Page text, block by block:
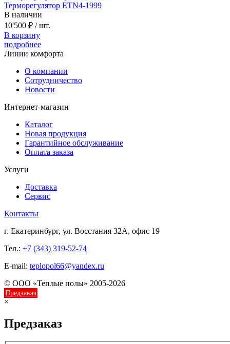
Терморегулятор ETN4-1999
В наличии
10'500 ₽ / шт.
В корзину
подробнее
Линии комфорта
О компании
Сотрудничество
Новости
Интернет-магазин
Каталог
Новая продукция
Гарантийное обслуживание
Оплата заказа
Услуги
Доставка
Сервис
Контакты
г. Екатеринбург, ул. Восстания 32А, офис 19
Тел.: +7 (343) 319-52-74
E-mail: teplopol66@yandex.ru
© ООО «Теплые полы» 2005-2026
Предзаказ
×
Предзаказ